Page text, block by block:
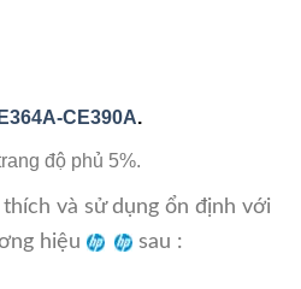
CE390A.
độ phủ 5%.
và sử dụng ổn định với
hiệu
sau :